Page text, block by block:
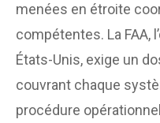
menées en étroite
compétentes. La FAA,
États-Unis, exige un
couvrant chaque
procédure